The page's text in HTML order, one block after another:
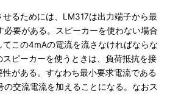
るためには、LM317は出力端子から最
要がある。スピーカーを使わない場合
この4mAの電流を流さなければならな
ピーカーを使うときは、負荷抵抗を接
がある。すなわち最小要求電流である
交流電流を加えることになる。なおス